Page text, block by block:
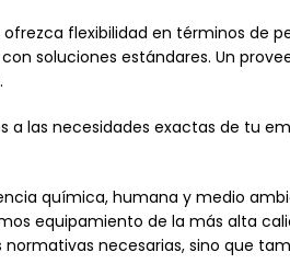
flexibilidad en términos de
soluciones estándares. Un
a las necesidades exactas de tu
química, humana y medio
equipamiento de la más alta
necesarias, sino que